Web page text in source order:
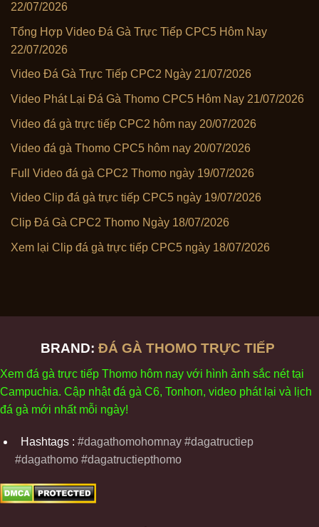
22/07/2026
Tổng Hợp Video Đá Gà Trực Tiếp CPC5 Hôm Nay
22/07/2026
Video Đá Gà Trực Tiếp CPC2 Ngày 21/07/2026
Video Phát Lại Đá Gà Thomo CPC5 Hôm Nay 21/07/2026
Video đá gà trực tiếp CPC2 hôm nay 20/07/2026
Video đá gà Thomo CPC5 hôm nay 20/07/2026
Full Video đá gà CPC2 Thomo ngày 19/07/2026
Video Clip đá gà trực tiếp CPC5 ngày 19/07/2026
Clip Đá Gà CPC2 Thomo Ngày 18/07/2026
Xem lại Clip đá gà trực tiếp CPC5 ngày 18/07/2026
BRAND: ĐÁ GÀ THOMO TRỰC TIẾP
Xem đá gà trực tiếp Thomo hôm nay với hình ảnh sắc néttại
Campuchia. Cập nhậtđá gà C6, Tonhon, video phátl ại và ịch
đá gà mới nhất mỗi ngày!
Hashtags : #dagathomohomnay #dagatructiep
#dagathomo #dagatructiepthomo